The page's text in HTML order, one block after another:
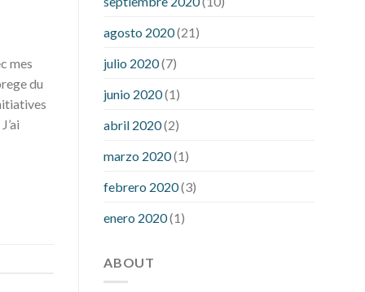
mes
du
hour after eatingwhat to do when
diabetic blood sugar is high
agosto 2020(21)
julio 2020(7)
junio 2020(1)
abril 2020(2)
marzo 2020(1)
febrero 2020(3)
enero 2020(1)
ABOUT